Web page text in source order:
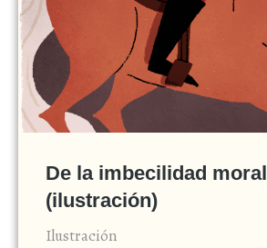
De la imbecilidad moral
(ilustración)
Ilustración